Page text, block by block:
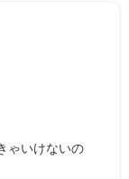
ゃいけないの